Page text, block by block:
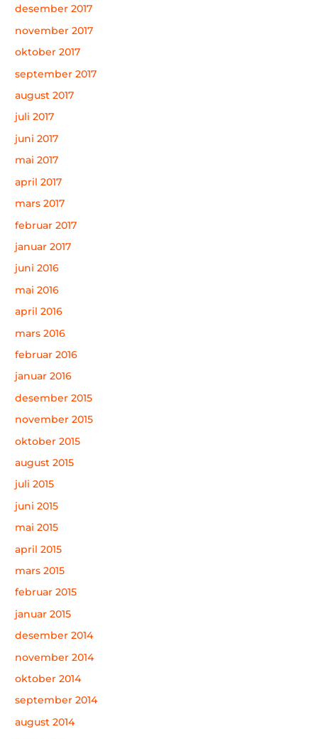
desember 2017
november 2017
oktober 2017
september 2017
august 2017
juli 2017
juni 2017
mai 2017
april 2017
mars 2017
februar 2017
januar 2017
juni 2016
mai 2016
april 2016
mars 2016
februar 2016
januar 2016
desember 2015
november 2015
oktober 2015
august 2015
juli 2015
juni 2015
mai 2015
april 2015
mars 2015
februar 2015
januar 2015
desember 2014
november 2014
oktober 2014
september 2014
august 2014